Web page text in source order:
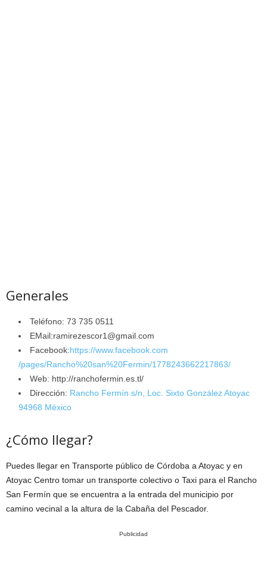
Generales
Teléfono: 73 735 0511
EMail:ramirezescor1@gmail.com
Facebook:https://www.facebook.com
/pages/Rancho%20san%20Fermin/1778243662217863/
Web: http://ranchofermin.es.tl/
Dirección: Rancho Fermín s/n, Loc. Sixto González Atoyac
94968 México
¿Cómo llegar?
Puedes llegar en Transporte público de Córdoba a Atoyac y en
Atoyac Centro tomar un transporte colectivo o Taxi para el Rancho
San Fermín que se encuentra a la entrada del municipio por
camino vecinal a la altura de la Cabaña del Pescador.
Publicidad